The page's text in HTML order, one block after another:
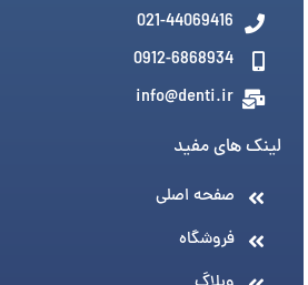
021-44069416
0912-6868934
info@denti.ir
لینک های مفید
صفحه اصلی
فروشگاه